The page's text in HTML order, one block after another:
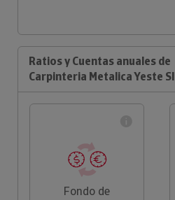
Ratios y Cuentas anuales de
Carpinteria Metalica Yeste Sl
Fondo de